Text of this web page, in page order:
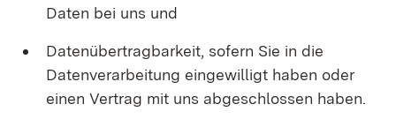
Daten bei uns und
Datenübertragbarkeit, sofern Sie in die
Datenverarbeitung eingewilligt haben oder
einen Vertrag mit uns abgeschlossen haben.